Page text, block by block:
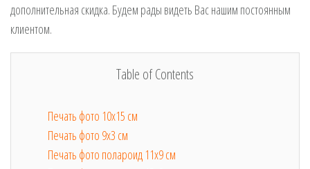
дополнительная скидка. Будем рады видеть Вас нашим постоянным
клиентом.
Table of Contents
Печать фото 10х15 см
Печать фото 9х3 см
Печать фото полароид 11х9 см